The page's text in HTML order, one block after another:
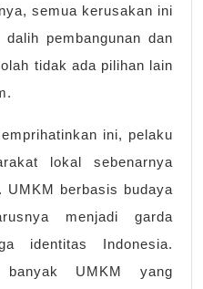
semua kerusakan ini
pembangunan dan
tidak ada pilihan lain
ini, pelaku
lokal sebenarnya
UMKM berbasis budaya
menjadi garda
identitas Indonesia.
banyak UMKM yang